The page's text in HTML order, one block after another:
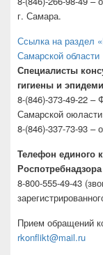
г. Самара.
Ссылка на раздел
Самарской области
Специалисты
гигиены и
8-(846)-373-49-22 –
Самарской
8-(846)-337-73-93 –
Телефон единого
Роспотребнадзора
8-800-555-49-43
Прием обращений
rkonflikt@mail.ru